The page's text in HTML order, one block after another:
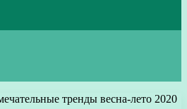
тренды весна-лето 2020